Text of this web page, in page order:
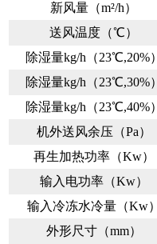
新风量（m²/h）
送风温度（℃）
除湿量kg/h（23℃,20%）
除湿量kg/h（23℃,30%）
除湿量kg/h（23℃,40%）
机外送风余压（Pa）
再生加热功率（Kw）
输入电功率（Kw）
输入冷冻水冷量（Kw）
外形尺寸（mm）